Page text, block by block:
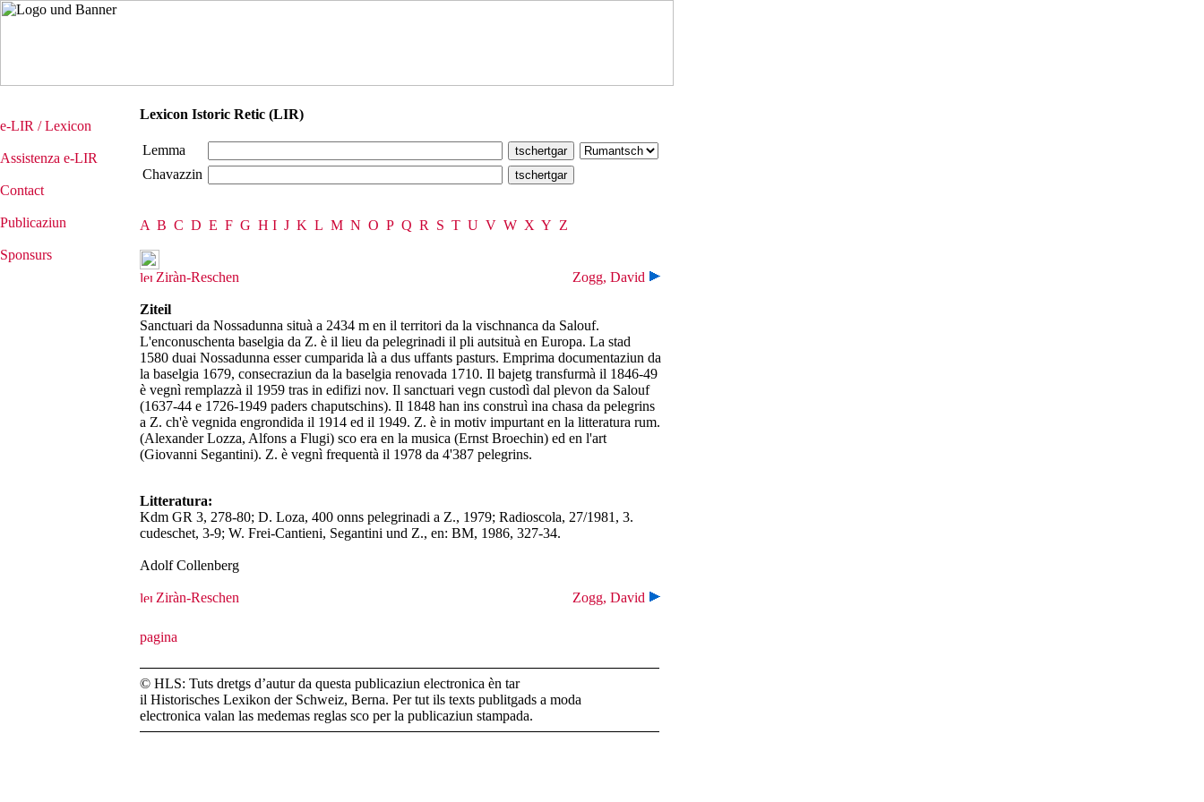
e-LIR / Lexicon
Assistenza e-LIR
Contact
Publicaziun
Sponsurs
Lexicon Istoric Retic (LIR)
Lemma
Chavazzin
A B C D E F G H I J K L M N O P Q R S T U V W X Y Z
Ziràn-Reschen Zogg, David
Ziteil
Sanctuari da Nossadunna situà a 2434 m en il territori da la vischnanca da Salouf.
L'enconuschenta baselgia da Z. è il lieu da pelegrinadi il pli autsituà en Europa. La stad
1580 duai Nossadunna esser cumparida là a dus uffants pasturs. Emprima documentaziun da
la baselgia 1679, consecraziun da la baselgia renovada 1710. Il bajetg transfurmà il 1846-49
è vegnì remplazzà il 1959 tras in edifizi nov. Il sanctuari vegn custodì dal plevon da Salouf
(1637-44 e 1726-1949 paders chaputschins). Il 1848 han ins construì ina chasa da pelegrins
a Z. ch'è vegnida engrondida il 1914 ed il 1949. Z. è in motiv impurtant en la litteratura rum.
(Alexander Lozza, Alfons a Flugi) sco era en la musica (Ernst Broechin) ed en l'art
(Giovanni Segantini). Z. è vegnì frequentà il 1978 da 4'387 pelegrins.
Litteratura:
Kdm GR 3, 278-80; D. Loza, 400 onns pelegrinadi a Z., 1979; Radioscola, 27/1981, 3.
cudeschet, 3-9; W. Frei-Cantieni, Segantini und Z., en: BM, 1986, 327-34.
Adolf Collenberg
Ziràn-Reschen Zogg, David
© HLS: Tuts dretgs d’autur da questa publicaziun electronica èn tar
il Historisches Lexikon der Schweiz, Berna. Per tut ils texts publitgads a moda
electronica valan las medemas reglas sco per la publicaziun stampada.